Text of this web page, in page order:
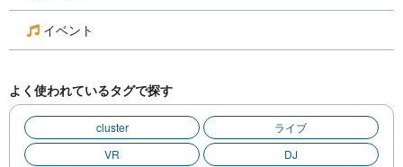
イベント
よく使われているタグで探す
cluster
ライブ
VR
DJ